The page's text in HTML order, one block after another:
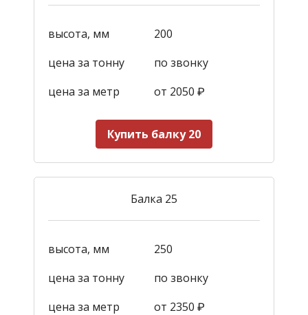
высота, мм
200
цена за тонну
по звонку
цена за метр
от 2050 ₽
Купить балку 20
Балка 25
высота, мм
250
цена за тонну
по звонку
цена за метр
от 2350 ₽